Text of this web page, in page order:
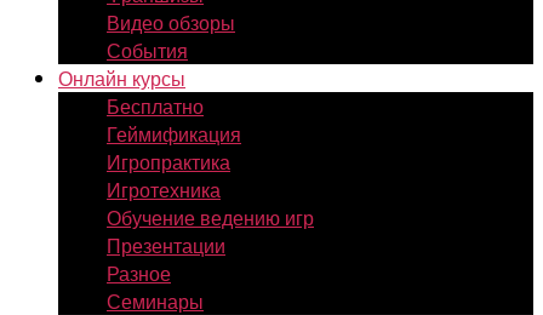
Видео обзоры
События
Онлайн курсы
Бесплатно
Геймификация
Игропрактика
Игротехника
Обучение ведению игр
Презентации
Разное
Семинары